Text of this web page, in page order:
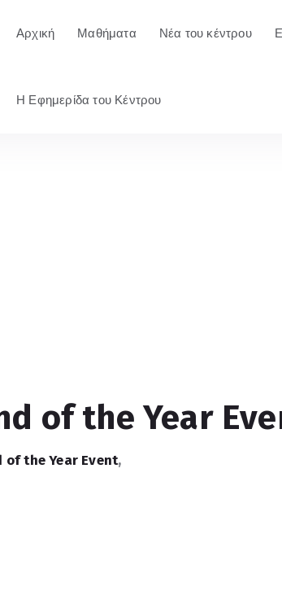
Αρχική Μαθήματα Νέα του κέντρου
Η Εφημερίδα του Κέντρου
of the Year
of the Year Event,